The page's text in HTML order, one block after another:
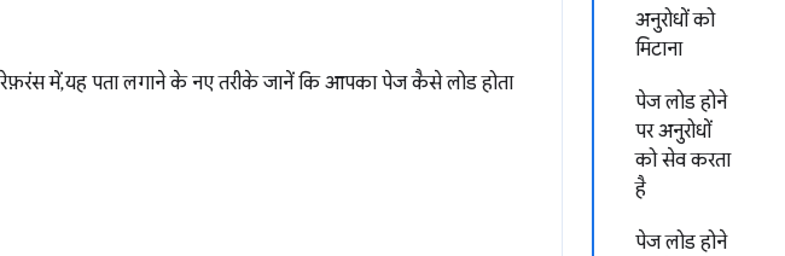
अनुरोधों को
मिटाना
पेज लोड होने
पर अनुरोधों
को सेव करता
है
पेज लोड होने
में, यह पता लगाने के नए तरीके जानें कि आपका पेज कैसे लोड होता